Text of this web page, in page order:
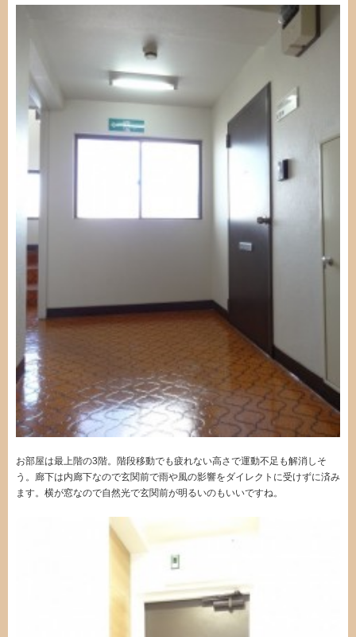
お部屋は最上階の3階。階段移動でも疲れない高さで運動不足も解消しそ
う。廊下は内廊下なので玄関前で雨や風の影響をダイレクトに受けずに済み
ます。横が窓なので自然光で玄関前が明るいのもいいですね。